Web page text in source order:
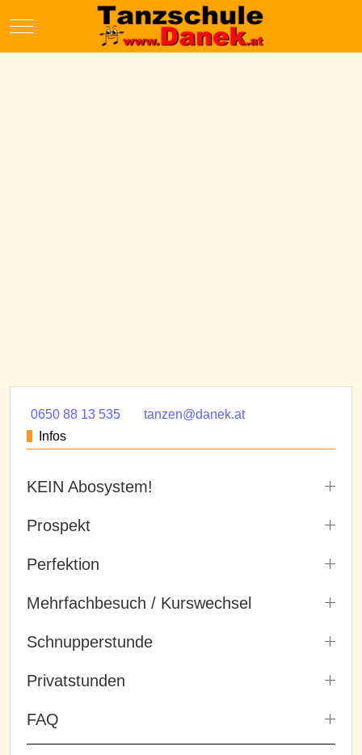
Mobile Menu Toggle
0650 88 13 535
tanzen@danek.at
Infos
KEIN Abosystem!
Prospekt
Perfektion
Mehrfachbesuch / Kurswechsel
Schnupperstunde
Privatstunden
FAQ